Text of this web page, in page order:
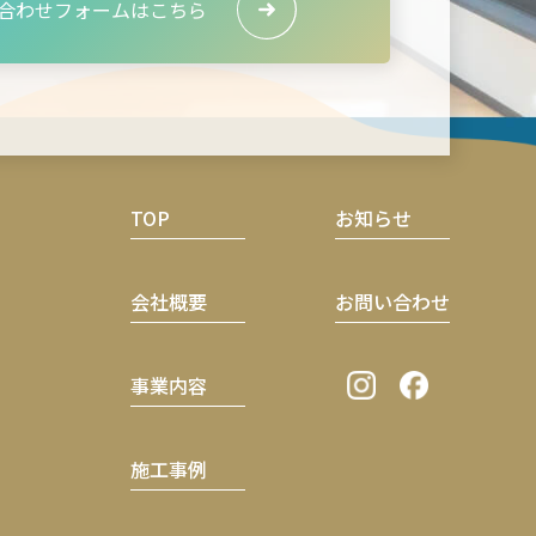
わせフォームはこちら
TOP
会社概要
事業内容
施工事例
お知らせ
お問い合わせ